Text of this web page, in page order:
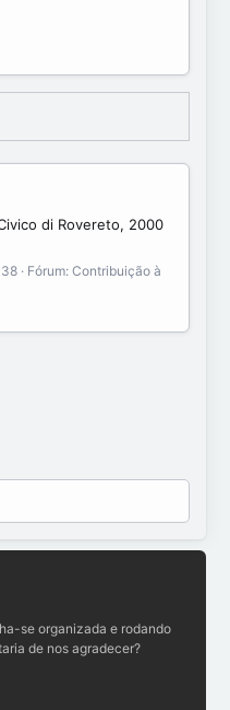
di Rovereto, 2000
38 Fórum: Contribuição à
se organizada e rodando
de nos agradecer?